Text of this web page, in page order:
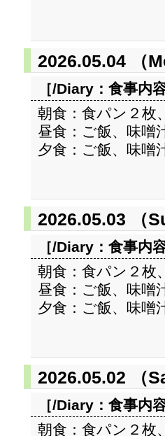
2026.05.04 （
［/Diary： 食事内
朝食：食パン２枚
昼食：ご飯、味噌
夕食：ご飯、味噌
2026.05.03 （
［/Diary： 食事内
朝食：食パン２枚
昼食：ご飯、味噌
夕食：ご飯、味
2026.05.02 （
［/Diary： 食事内
朝食：食パン２枚